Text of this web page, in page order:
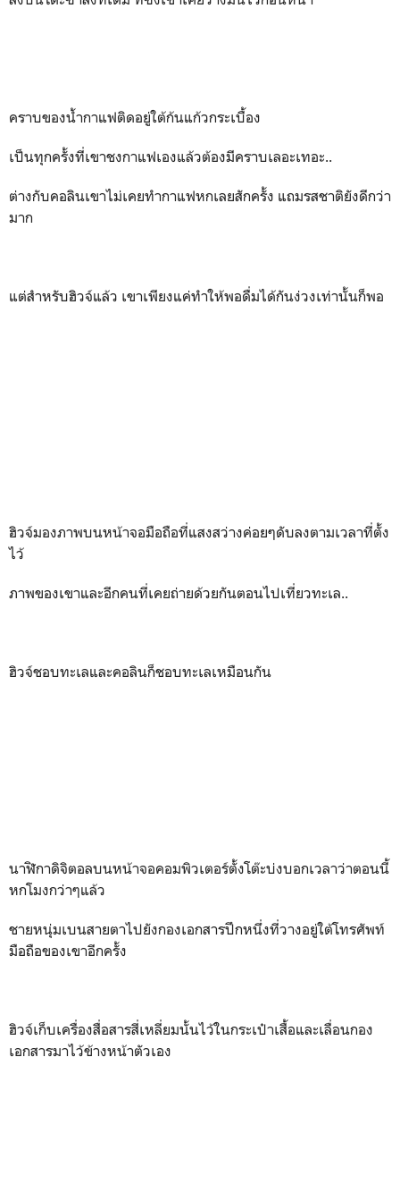
คราบของน้ำกาแฟติดอยู่ใต้ก้นแก้วกระเบื้อง
เป็นทุกครั้งที่เขาชงกาแฟเองแล้วต้องมีคราบเลอะเทอะ..
ต่างกับคอลินเขาไม่เคยทำกาแฟหกเลยสักครั้ง แถมรสชาติยังดีกว่า
มาก
แต่สำหรับฮิวจ์แล้ว เขาเพียงแค่ทำให้พอดื่มได้กันง่วงเท่านั้นก็พอ
ฮิวจ์มองภาพบนหน้าจอมือถือที่แสงสว่างค่อยๆดับลงตามเวลาที่ตั้ง
ไว้
ภาพของเขาและอีกคนที่เคยถ่ายด้วยกันตอนไปเที่ยวทะเล..
ฮิวจ์ชอบทะเลและคอลินก็ชอบทะเลเหมือนกัน
นาฬิกาดิจิตอลบนหน้าจอคอมพิวเตอร์ตั้งโต๊ะบ่งบอกเวลาว่าตอนนี้
หกโมงกว่าๆแล้ว
ชายหนุ่มเบนสายตาไปยังกองเอกสารปึกหนึ่งที่วางอยู่ใต้โทรศัพท์
มือถือของเขาอีกครั้ง
ฮิวจ์เก็บเครื่องสื่อสารสี่เหลี่ยมนั้นไว้ในกระเป๋าเสื้อและเลื่อนกอง
เอกสารมาไว้ข้างหน้าตัวเอง